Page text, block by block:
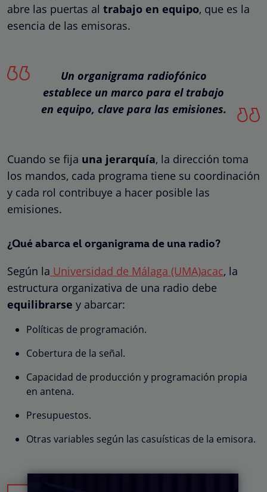
abre las puertas al trabajo en equipo, que es la
esencia de las emisoras.
Un organigrama radiofónico
establece un marco para el trabajo
en equipo, clave para las emisiones.
Cuando se fija una jerarquía, la dirección toma
los mandos, cada programa tiene su coordinación
y cada rol contribuye a hacer posible las
emisiones.
¿Qué abarca el organigrama de una radio?
Según la Universidad de Málaga (UMA)acac, la
estructura organizativa de una radio debe
equilibrarse y abarcar:
Políticas de programación.
Cobertura de la señal.
Capacidad de producción y programación propia
en antena.
Presupuestos.
Otras variables según las casuísticas de la emisora.